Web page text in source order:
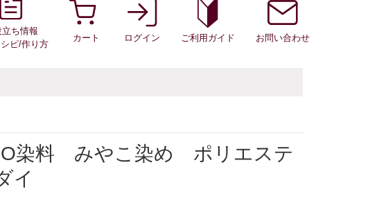
立ち情報
ピ/作り方
カート ログイン ご利用ガイド お問い合わせ
染料 みやこ染め ポリエステ
イ